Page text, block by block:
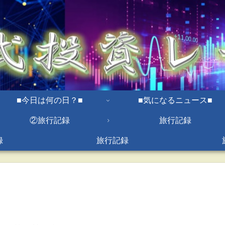
■今日は何の日？■ ■気になるニュース■
②旅行記録 旅行記録
旅行記録